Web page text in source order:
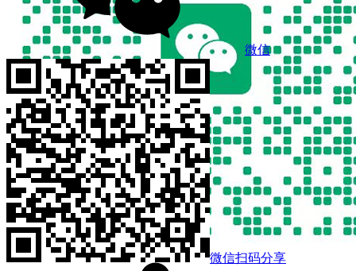
微信
微信扫码分享